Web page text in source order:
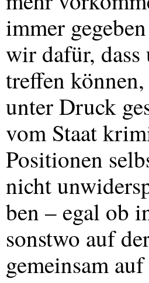
immer
wir dafür, dass
treffen
unter Druck
vom Staat
Positionen
nicht
ben – egal ob
sonstwo auf
gemeinsam